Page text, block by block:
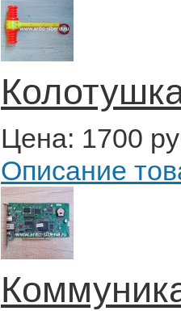
Цена: 1700
Описание